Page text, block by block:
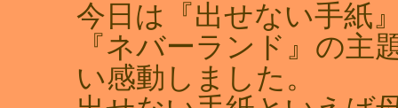
今日は『出せない手紙
『ネバーランド』の主
い感動しました。